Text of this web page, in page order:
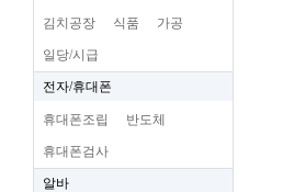
김치공장 식품 가공
일당/시급
전자/휴대폰
휴대폰조립 반도체
휴대폰검사
알바